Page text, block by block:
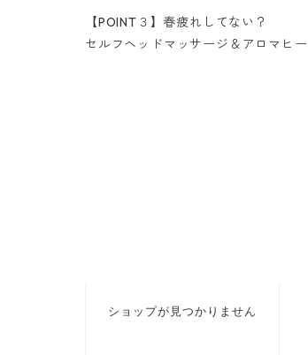
【POINT３】春疲れしてない？
セルフヘッドマッサージ＆アロマヒ